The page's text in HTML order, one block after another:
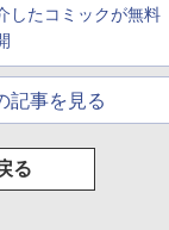
したコミックが無料
記事を見る
る